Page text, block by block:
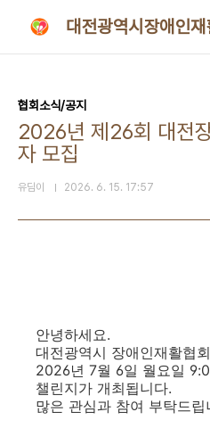
대전광역시장애인재
협회소식/공지
2026년 제26회 대전
자 모집
유딤이 2026. 6. 15. 17:57
안녕하세요.
대전광역시 장애인재활협
2026년 7월 6일 월요일
챌린지가 개최됩니다.
많은 관심과 참여 부탁드